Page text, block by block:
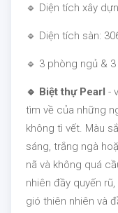
🔹 Diện tích xây
🔹 Diện tích sàn:
🔹 3 phòng ngủ &
🔹 Biệt thự Pearl -
tìm về của những
không tì vết. Màu
sáng, trắng ngà
nã và không quá
nhiên đầy quyến
gió thiên nhiên và